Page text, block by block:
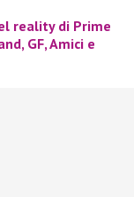
reality di Prime
GF, Amici e